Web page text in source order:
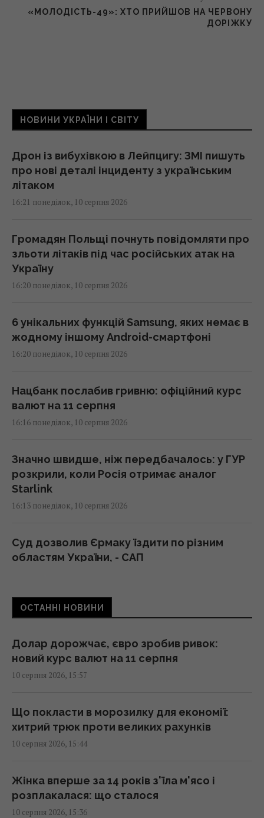
«МОЛОДІСТЬ-49»: ХТО ПРИЙШОВ НА ЧЕРВОНУ
ДОРІЖКУ
НОВИНИ УКРАЇНИ І СВІТУ
Дрон із вибухівкою в Лейпцигу: ЗМІ пишуть
про нові деталі інциденту з українським
літаком
16:21 понеділок, 10 серпня 2026
Громадян Польщі почнуть повідомляти про
зльоти літаків під час російських атак на
Україну
16:20 понеділок, 10 серпня 2026
6 унікальних функцій Samsung, яких немає в
жодному іншому Android-смартфоні
16:20 понеділок, 10 серпня 2026
Нацбанк послабив гривню: офіційний курс
валют на 11 серпня
16:16 понеділок, 10 серпня 2026
Значно швидше, ніж передбачалось: у ГУР
розкрили, коли Росія отримає аналог
Starlink
16:13 понеділок, 10 серпня 2026
Суд дозволив Єрмаку їздити по різним
областям України, - САП
У якому віці дитину можна залишати вдома
15:56 понеділок, 10 серпня 2026
Один старий якір затримав будівництво
15:51 понеділок, 10 серпня 2026
На японському острові створили рай для
гості
15:40 понеділок, 10 серпня 2026
ОСТАННІ НОВИНИ
Долар дорожчає, євро зробив ривок:
новий курс валют на 11 серпня
10 серпня 2026, 15:57
Що покласти в морозилку для економії:
хитрий трюк проти великих рахунків
10 серпня 2026, 15:44
Жінка вперше за 14 років з'їла м'ясо і
розплакалася: що сталося
10 серпня 2026, 15:36